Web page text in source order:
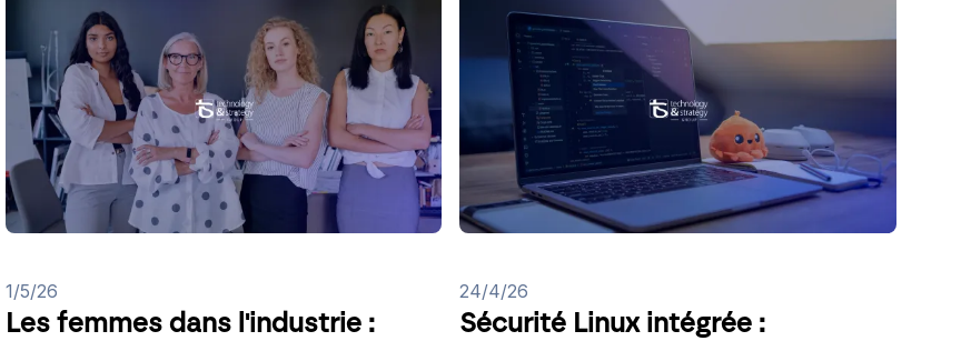
1/5/26
Les femmes dans l'industrie :
24/4/26
Sécurité Linux intégrée :